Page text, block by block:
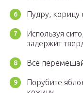
Пудру, корицу
Используя
задержит
Все
Порубите